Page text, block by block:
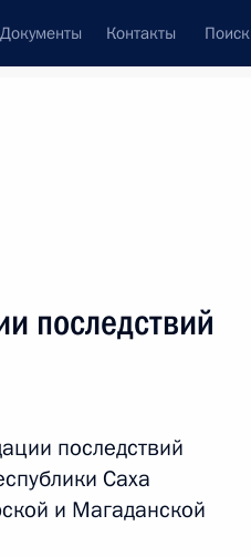
Документы Контакты Поиск
последствий
последствий
Саха
и Магаданской